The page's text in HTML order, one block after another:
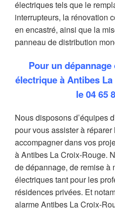
électriques tels que le
interrupteurs, la rénovation
en encastré, ainsi que la
panneau de distribution
Pour un
électrique à Antibes
le04 65
Nous disposons d’équipes
pour vous assister à
accompagner dans vos
à Antibes La Croix-Rouge.
de dépannage, de remise à
électriques tant pour les
résidences privées. Et
alarme Antibes La Croix-